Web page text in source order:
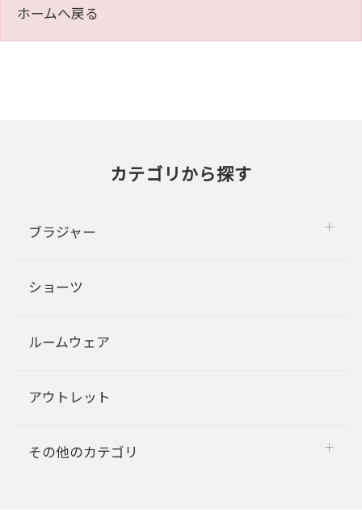
ホームへ戻る
カテゴリから探す
ブラジャー
ショーツ
ルームウェア
アウトレット
その他のカテゴリ